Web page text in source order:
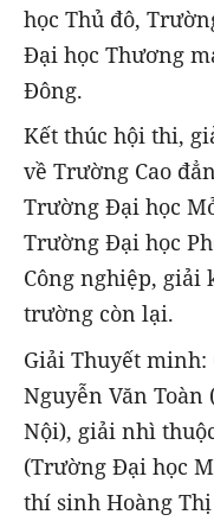
học Thủ đô,
Đại học Thương
Đông.
Kết thúc hội thi,
về Trường Cao
Trường Đại học
Trường Đại học
Công nghiệp, giải
trường còn lại.
Giải Thuyết
Nguyễn Văn
Nội), giải nhì
(Trường Đại học
thí sinh Hoàng